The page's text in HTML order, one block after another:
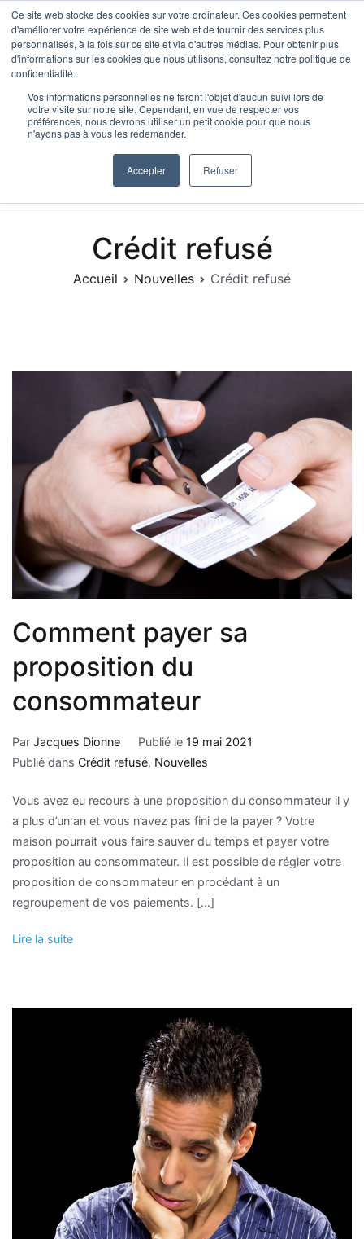
Ce site web stocke des cookies sur votre ordinateur. Ces cookies permettent
d'améliorer votre expérience de site web et de fournir des services plus
personnalisés, à la fois sur ce site et via d'autres médias. Pour obtenir plus
d'informations sur les cookies que nous utilisons, consultez notre politique de
confidentialité.
Vos informations personnelles ne feront l'objet d'aucun suivi lors de
votre visite sur notre site. Cependant, en vue de respecter vos
préférences, nous devrons utiliser un petit cookie pour que nous
n'ayons pas à vous les redemander.
Accepter Refuser
Aller
au
contenu
HypoScore, IA Hypothécaire
Le bon prêteur. En 90 seconde.
Crédit refusé
Accueil Nouvelles Crédit refusé
Comment payer sa
proposition du
consommateur
Par Jacques Dionne Publié le 19 mai 2021
Publié dans Crédit refusé, Nouvelles
Vous avez eu recours à une proposition du consommateur il y
a plus d’un an et vous n’avez pas fini de la payer ? Votre
maison pourrait vous faire sauver du temps et payer votre
proposition au consommateur. Il est possible de régler votre
proposition de consommateur en procédant à un
regroupement de vos paiements. […]
Lire la suite